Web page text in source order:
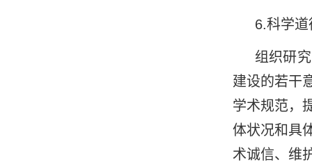
6.科学道
组织研
建设的若干
学术规范，
体状况和具
术诚信、维